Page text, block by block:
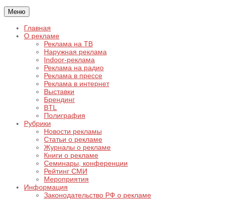
Меню
Главная
О рекламе
Реклама на ТВ
Наружная реклама
Indoor-реклама
Реклама на радио
Реклама в прессе
Реклама в интернет
Выставки
Брендинг
BTL
Полиграфия
Рубрики
Новости рекламы
Статьи о рекламе
Журналы о рекламе
Книги о рекламе
Семинары, конференции
Рейтинг СМИ
Мероприятия
Информация
Законодательство РФ о рекламе